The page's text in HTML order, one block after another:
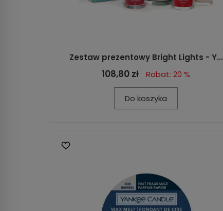
Zestaw prezentowy Bright Lights - Y...
108,80 zł Rabat: 20 %
Do koszyka